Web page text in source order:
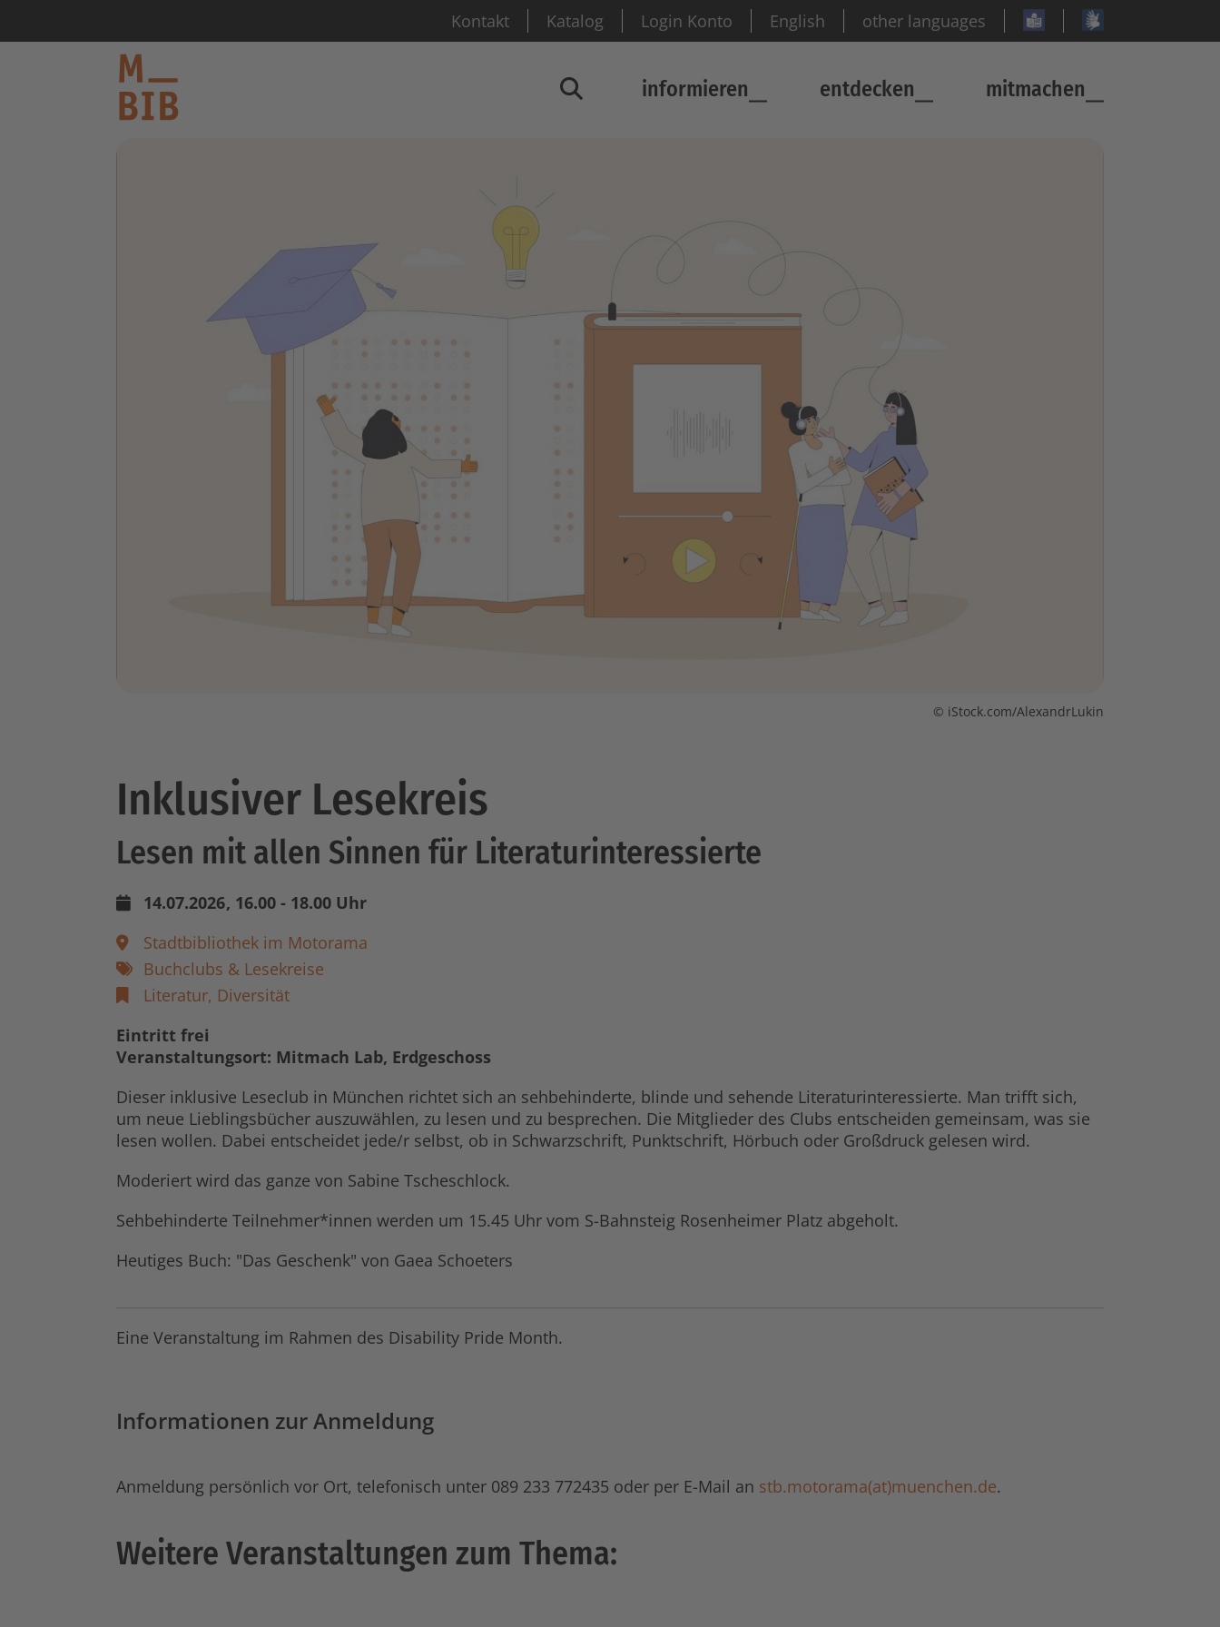
Kontakt Katalog Login Konto English other languages
Suchfensterinformieren entdecken mitmachen
© iStock.com/AlexandrLukin
Inklusiver Lesekreis
Lesen mit allen Sinnen für Literaturinteressierte
14.07.2026, 16.00 - 18.00 Uhr
Stadtbibliothek im Motorama
Buchclubs & Lesekreise
Literatur, Diversität
Eintritt frei
Veranstaltungsort: Mitmach Lab, Erdgeschoss
Dieser inklusive Leseclub in München richtet sich an sehbehinderte, blinde und sehende Literaturinteressierte. Man trifft sich,
um neue Lieblingsbücher auszuwählen, zu lesen und zu besprechen. Die Mitglieder des Clubs entscheiden gemeinsam, was sie
lesen wollen. Dabei entscheidet jede/r selbst, ob in Schwarzschrift, Punktschrift, Hörbuch oder Großdruck gelesen wird.
Moderiert wird das ganze von Sabine Tscheschlock.
Sehbehinderte Teilnehmer*innen werden um 15.45 Uhr vom S-Bahnsteig Rosenheimer Platz abgeholt.
Heutiges Buch: "Das Geschenk" von Gaea Schoeters
Eine Veranstaltung im Rahmen des Disability Pride Month.
Informationen zur Anmeldung
Anmeldung persönlich vor Ort, telefonisch unter 089 233 772435 oder per E-Mail an stb.motorama(at)muenchen.de.
Weitere Veranstaltungen zum Thema:
informieren